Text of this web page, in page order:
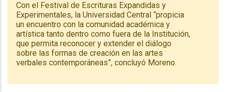
Con el Festival de Escrituras Expandidas y
Experimentales, la Universidad Central “propicia
un encuentro con la comunidad académica y
artística tanto dentro como fuera de la Institución,
que permita reconocer y extender el diálogo
sobre las formas de creación en las artes
verbales contemporáneas”, concluyó Moreno.